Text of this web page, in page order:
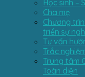
Học sinh –
Cha mẹ
Chương
triển sự
Tư vấn
Trắc
Trung tâm
Toàn diện